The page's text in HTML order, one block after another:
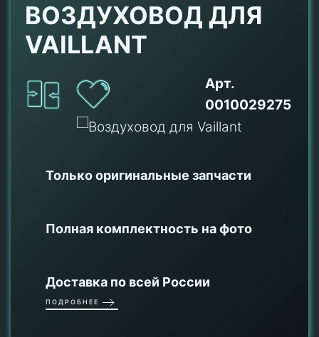
ВОЗДУХОВОД ДЛЯ
VAILLANT
Арт.
0010029275
Только оригинальные запчасти
Полная комплектность на фото
Доставка по всей России
ПОДРОБНЕЕ